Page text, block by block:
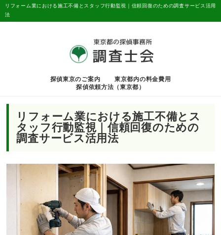
リフォーム業における施工不備とス
タッフ行動監視｜信頼回復のための
調査サービス活用法
リフォーム業における施工不備とスタッフ行動監視｜信頼回復のための調査サービス活用
法
探偵東京のご案内
東京都内の料金費用
探偵依頼方法（東京都）